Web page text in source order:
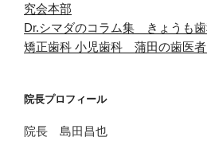
究会本部
Dr.シマダのコラム集 きょうも歯
矯正歯科 小児歯科 蒲田の歯医
院長プロフィール
院長 島田昌也